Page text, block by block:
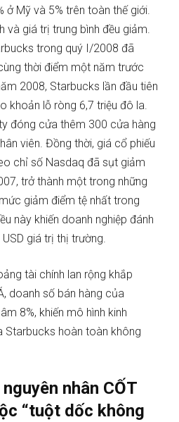
ở Mỹ và 5% trên toàn thế giới.
và giá trị trung bình đều giảm.
trong quý I/2008 đã
thời điểm một năm trước
2008, Starbucks lần đầu tiên
khoản lỗ ròng 6,7 triệu đô la.
đóng cửa thêm 300 cửa hàng
viên. Đồng thời, giá cổ phiếu
chỉ số Nasdaq đã sụt giảm
trở thành một trong những
giảm điểm tệ nhất trong
này khiến doanh nghiệp đánh
giá trị thị trường.
tài chính lan rộng khắp
doanh số bán hàng của
8%, khiến mô hình kinh
Starbucks hoàn toàn không
nhân CỐT
“tuột dốc không